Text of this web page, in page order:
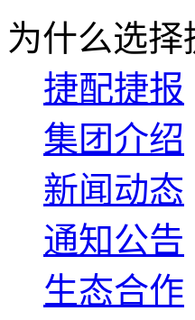
为什么选择
捷配捷报
集团介绍
新闻动态
通知公告
生态合作